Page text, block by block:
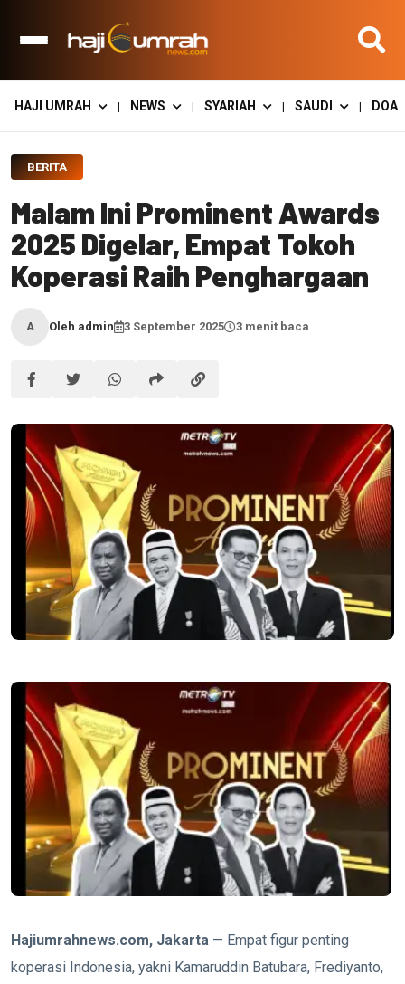
HAJI UMRAH | NEWS | SYARIAH | SAUDI | DOA
BERITA
Malam Ini Prominent Awards
2025 Digelar, Empat Tokoh
Koperasi Raih Penghargaan
A Oleh admin 3 September 2025 3 menit baca
Hajiumrahnews.com, Jakarta — Empat figur penting
koperasi Indonesia, yakni Kamaruddin Batubara, Frediyanto,